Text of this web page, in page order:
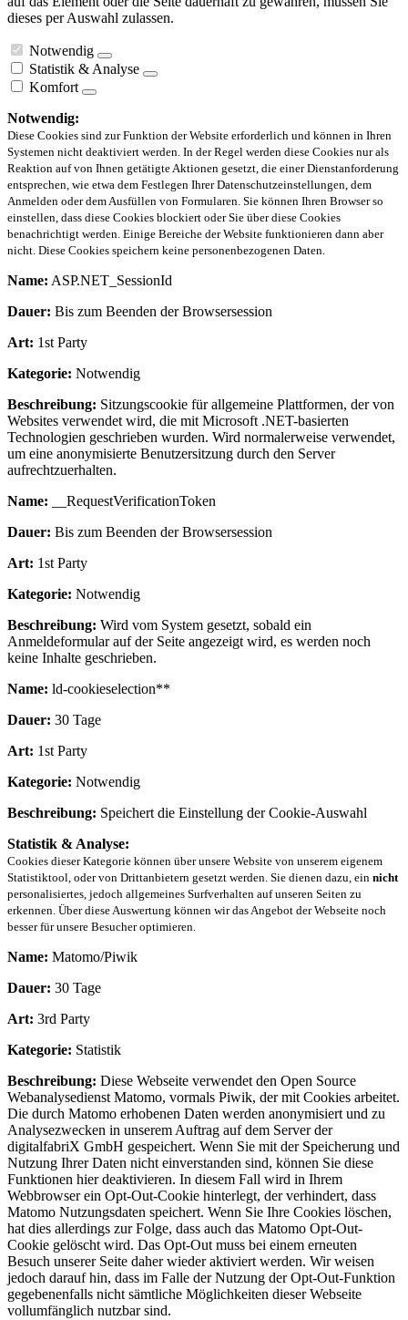
dieses per Auswahl zulassen.
Notwendig
Statistik & Analyse
Komfort
Notwendig:
Diese Cookies sind zur Funktion der Website erforderlich und können in Ihren
Systemen nicht deaktiviert werden. In der Regel werden diese Cookies nur als
Reaktion auf von Ihnen getätigte Aktionen gesetzt, die einer Dienstanforderung
entsprechen, wie etwa dem Festlegen Ihrer Datenschutzeinstellungen, dem
Anmelden oder dem Ausfüllen von Formularen. Sie können Ihren Browser so
einstellen, dass diese Cookies blockiert oder Sie über diese Cookies
benachrichtigt werden. Einige Bereiche der Website funktionieren dann aber
nicht. Diese Cookies speichern keine personenbezogenen Daten.
Name: ASP.NET_SessionId
Dauer: Bis zum Beenden der Browsersession
Art: 1st Party
Kategorie: Notwendig
Beschreibung: Sitzungscookie für allgemeine Plattformen, der von
Websites verwendet wird, die mit Microsoft .NET-basierten
Technologien geschrieben wurden. Wird normalerweise verwendet,
um eine anonymisierte Benutzersitzung durch den Server
aufrechtzuerhalten.
Name: __RequestVerificationToken
Dauer: Bis zum Beenden der Browsersession
Art: 1st Party
Kategorie: Notwendig
Beschreibung: Wird vom System gesetzt, sobald ein
Anmeldeformular auf der Seite angezeigt wird, es werden noch
keine Inhalte geschrieben.
Name: ld-cookieselection**
Dauer: 30 Tage
Art: 1st Party
Kategorie: Notwendig
Beschreibung: Speichert die Einstellung der Cookie-Auswahl
Statistik & Analyse:
Cookies dieser Kategorie können über unsere Website von unserem eigenem
Statistiktool, oder von Drittanbietern gesetzt werden. Sie dienen dazu, ein nicht
personalisiertes, jedoch allgemeines Surfverhalten auf unseren Seiten zu
erkennen. Über diese Auswertung können wir das Angebot der Webseite noch
besser für unsere Besucher optimieren.
Name: Matomo/Piwik
Dauer: 30 Tage
Art: 3rd Party
Kategorie: Statistik
Beschreibung: Diese Webseite verwendet den Open Source
Webanalysedienst Matomo, vormals Piwik, der mit Cookies arbeitet.
Die durch Matomo erhobenen Daten werden anonymisiert und zu
Analysezwecken in unserem Auftrag auf dem Server der
digitalfabriX GmbH gespeichert. Wenn Sie mit der Speicherung und
Nutzung Ihrer Daten nicht einverstanden sind, können Sie diese
Funktionen hier deaktivieren. In diesem Fall wird in Ihrem
Webbrowser ein Opt-Out-Cookie hinterlegt, der verhindert, dass
Matomo Nutzungsdaten speichert. Wenn Sie Ihre Cookies löschen,
hat dies allerdings zur Folge, dass auch das Matomo Opt-Out-
Cookie gelöscht wird. Das Opt-Out muss bei einem erneuten
Besuch unserer Seite daher wieder aktiviert werden. Wir weisen
jedoch darauf hin, dass im Falle der Nutzung der Opt-Out-Funktion
gegebenenfalls nicht sämtliche Möglichkeiten dieser Webseite
vollumfänglich nutzbar sind.